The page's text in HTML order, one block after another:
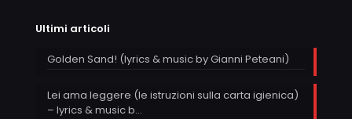
Ultimi articoli
Golden Sand! (lyrics & music by Gianni Peteani)
Lei ama leggere (le istruzioni sulla carta igienica)
– lyrics & music b…